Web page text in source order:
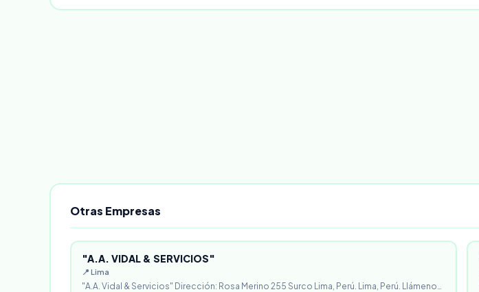
Otras Empresas
"A.A. VIDAL & SERVICIOS"
📍 Lima
"A.A. Vidal & Servicios" Dirección: Rosa Merino 255 Surco Lima, Perú. Lima, Perú. Llámeno…